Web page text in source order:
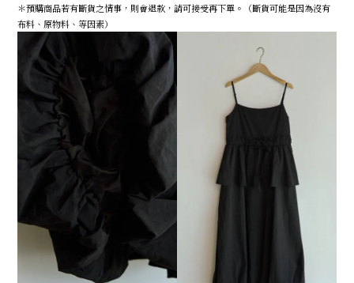
＊預購商品若有斷貨之情事，則會退款，請可接受再下單。（斷貨可能是因為沒有
布料、原物料、等因素）